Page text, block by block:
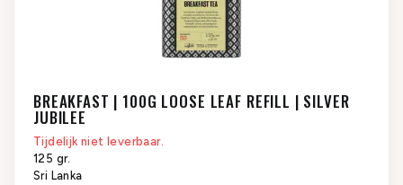
BREAKFAST | 100G LOOSE LEAF REFILL | SILVER
JUBILEE
Tijdelijk niet leverbaar.
125 gr.
Sri Lanka